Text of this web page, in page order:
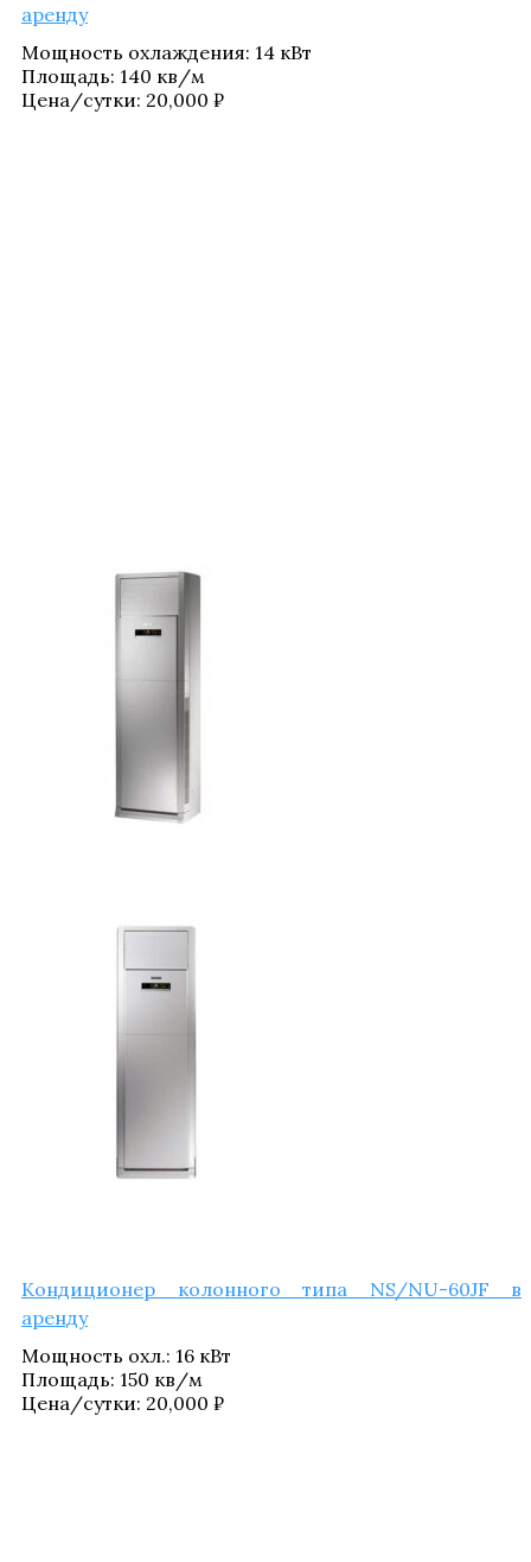
аренду
Мощ­ность охла­жде­ния: 14 кВт
Пло­щадь: 140 кв/​м
Цена/​сутки: 20,000 ₽
Кон­ди­ци­о­нер колон­но­го типа NS/NU-60JF в
аренду
Мощ­ность охл.: 16 кВт
Пло­щадь: 150 кв/​м
Цена/​сутки: 20,000 ₽